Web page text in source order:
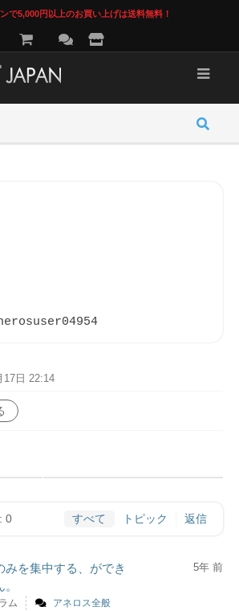
で5,000円以上のお買い上げは送料無料！
17日 22:14
0 すべて トピック 返信
みを集中する、ができ
5年 前
ム アネロス全般